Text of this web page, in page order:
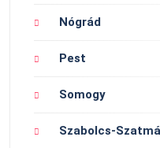
Nógrád
Pest
Somogy
Szabolcs-